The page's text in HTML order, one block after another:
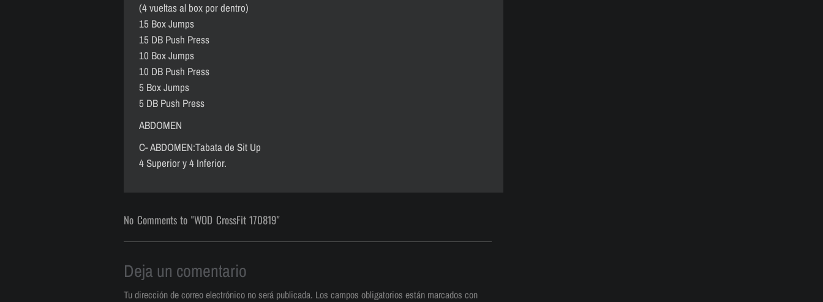
(4 vueltas al box por dentro)
15 Box Jumps
15 DB Push Press
10 Box Jumps
10 DB Push Press
5 Box Jumps
5 DB Push Press
ABDOMEN
C- ABDOMEN:Tabata de Sit Up
4 Superior y 4 Inferior.
No Comments to "WOD CrossFit 170819"
Deja un comentario
Tu dirección de correo electrónico no será publicada. Los campos obligatorios están marcados con